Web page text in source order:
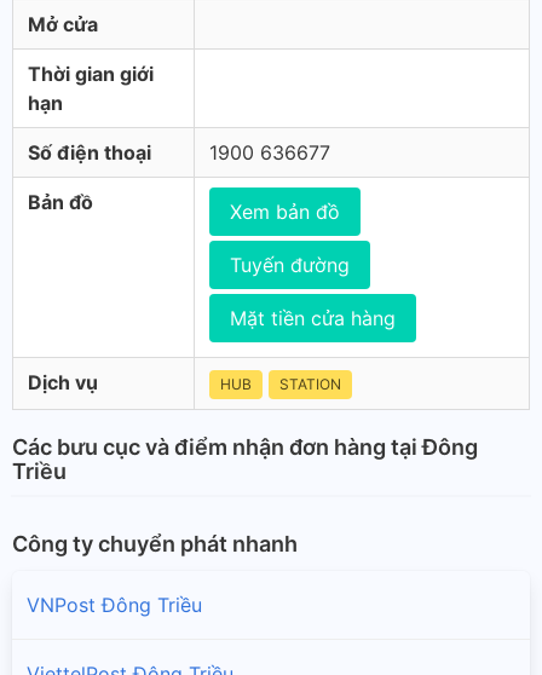
Mở cửa
Thời gian giới
hạn
Số điện thoại 1900 636677
Bản đồ Xem bản đồ
Tuyến đường
Mặt tiền cửa hàng
Dịch vụ HUB STATION
Các bưu cục và điểm nhận đơn hàng tại Đông
Triều
Công ty chuyển phát nhanh
VNPost Đông Triều